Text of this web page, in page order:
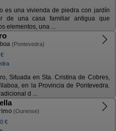
es una vivienda de piedra con jardín
de una casa familiar antigua que
elementos, una ...
(Pontevedra)
Situada en Sta. Cristina de Cobres,
en la Provincia de Pontevedra.
d ...
(Ourense)
€